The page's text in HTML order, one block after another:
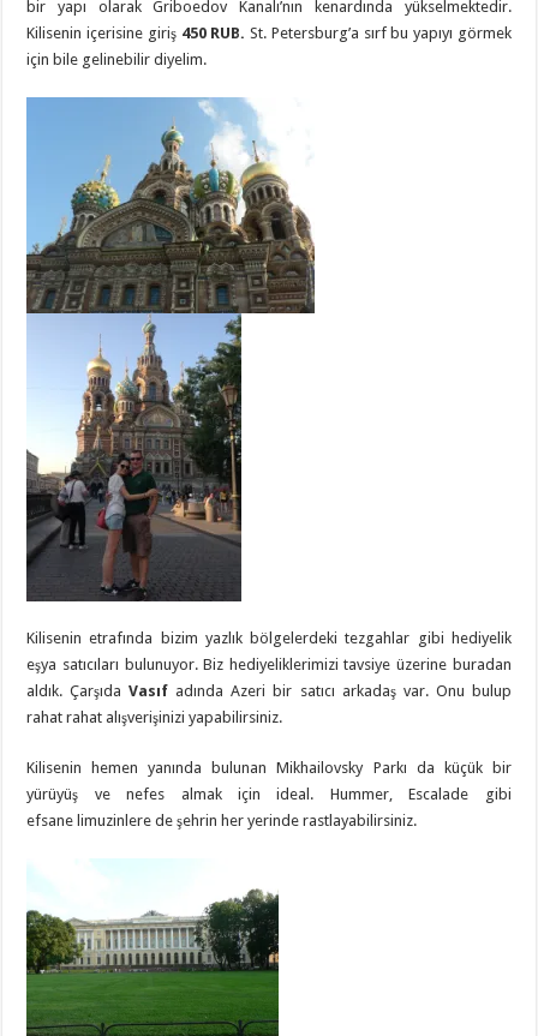
bir yapı olarak Griboedov Kanalı’nın kenardında yükselmektedir.
Kilisenin içerisine giriş450 RUB. St. Petersburg’a sırf bu yapıyı görmek
için bile gelinebilir diyelim.
Kilisenin etrafında bizim yazlık bölgelerdeki tezgahlar gibi hediyelik
eşya satıcıları bulunuyor. Biz hediyeliklerimizi tavsiye üzerine buradan
aldık. ÇarşıdaVasıf adında Azeri bir satıcı arkadaş var. Onu bulup
rahat rahat alışverişinizi yapabilirsiniz.
Kilisenin hemen yanında bulunan Mikhailovsky Parkı da küçük bir
yürüyüş ve nefes almak için ideal. Hummer, Escalade gibi
efsane limuzinlere de şehrin her yerinde rastlayabilirsiniz.